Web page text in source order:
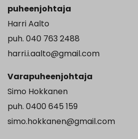
puheenjohtaja
Harri Aalto
puh. 040 763 2488
harri.i.aalto@gmail.com
Varapuheenjohtaja
Simo Hokkanen
puh. 0400 645 159
simo.hokkanen@gmail.com